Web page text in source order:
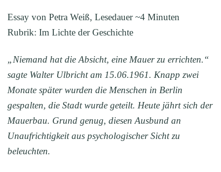
Essay von Petra Weiß, Lesedauer ~4 Minuten
Rubrik: Im Lichte der Geschichte
„Niemand hat die Absicht, eine Mauer zu errichten.“
sagte Walter Ulbricht am 15.06.1961. Knapp zwei
Monate später wurden die Menschen in Berlin
gespalten, die Stadt wurde geteilt. Heute jährt sich der
Mauerbau. Grund genug, diesen Ausbund an
Unaufrichtigkeit aus psychologischer Sicht zu
beleuchten.